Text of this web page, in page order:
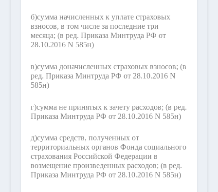
б)сумма начисленных к уплате страховых
взносов, в том числе за последние три
месяца; (в ред. Приказа Минтруда РФ от
28.10.2016 N 585н)
в)сумма доначисленных страховых взносов; (в
ред. Приказа Минтруда РФ от 28.10.2016 N
585н)
г)сумма не принятых к зачету расходов; (в ред.
Приказа Минтруда РФ от 28.10.2016 N 585н)
д)сумма средств, полученных от
территориальных органов Фонда социального
страхования Российской Федерации в
возмещение произведенных расходов; (в ред.
Приказа Минтруда РФ от 28.10.2016 N 585н)